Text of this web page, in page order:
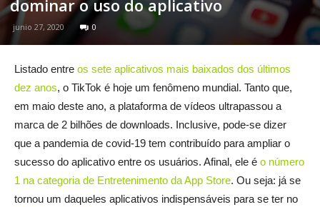
dominar o uso do aplicativo
junio 27, 2020 0
Listado entre os sete aplicativos mais baixados dos últimos
dez anos, o TikTok é hoje um fenômeno mundial. Tanto que,
em maio deste ano, a plataforma de vídeos ultrapassou a
marca de 2 bilhões de downloads. Inclusive, pode-se dizer
que a pandemia de covid-19 tem contribuído para ampliar o
sucesso do aplicativo entre os usuários. Afinal, ele é o número
1 na categoria de Entretenimento da App Store. Ou seja: já se
tornou um daqueles aplicativos indispensáveis para se ter no